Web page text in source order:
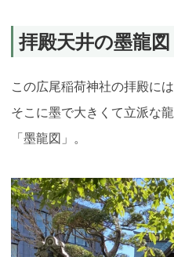
拝殿天井の墨龍図
この広尾稲荷神社の拝殿に
そこに墨で大きくて立派な
「墨龍図」。